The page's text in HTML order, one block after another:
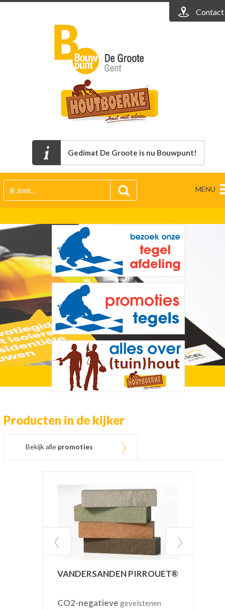
Contact
Gedimat De Groote is nu Bouwpunt!
MENU
Producten in de kijker
Bekijk alle promoties
VANDERSANDEN PIRROUET®
CO2-negatieve gevelstenen